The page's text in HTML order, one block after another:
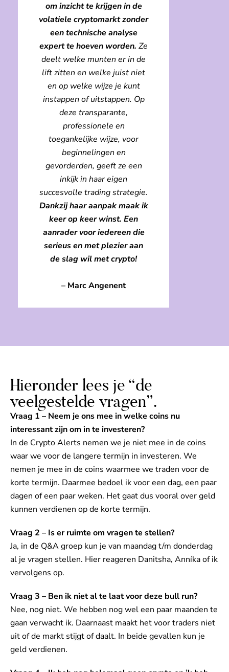
om inzicht te krijgen in de
volatiele cryptomarkt zonder
een technische analyse
expert te hoeven worden. Ze
deelt welke munten er in de
lift zitten en welke juist niet
en op welke wijze je kunt
instappen of uitstappen. Op
deze transparante,
professionele en
toegankelijke wijze, voor
beginnelingen en
gevorderden, geeft ze een
inkijk in haar eigen
succesvolle trading strategie.
Dankzij haar aanpak maak ik
keer op keer winst. Een
aanrader voor iedereen die
serieus en met plezier aan
de slag wil met crypto!
– Marc Angenent
Hieronder lees je “de
veelgestelde vragen”.
Vraag 1 – Neem je ons mee in welke coins nu
interessant zijn om in te investeren?
In de Crypto Alerts nemen we je niet mee in de coins
waar we voor de langere termijn in investeren. We
nemen je mee in de coins waarmee we traden voor de
korte termijn. Daarmee bedoel ik voor een dag, een paar
dagen of een paar weken. Het gaat dus vooral over geld
kunnen verdienen op de korte termijn.
Vraag 2 – Is er ruimte om vragen te stellen?
Ja, in de Q&A groep kun je van maandag t/m donderdag
al je vragen stellen. Hier reageren Danitsha, Anníka of ik
vervolgens op.
Vraag 3 – Ben ik niet al te laat voor deze bull run?
Nee, nog niet. We hebben nog wel een paar maanden te
gaan verwacht ik. Daarnaast maakt het voor traders niet
uit of de markt stijgt of daalt. In beide gevallen kun je
geld verdienen.